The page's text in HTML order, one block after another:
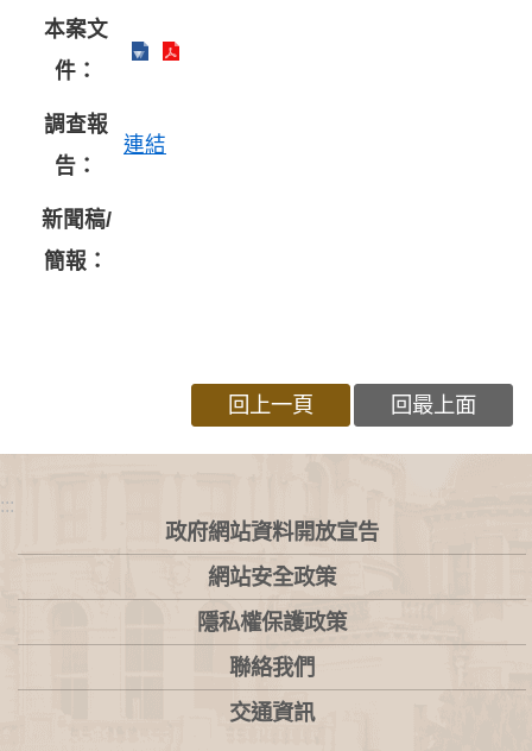
本案文
件：
調查報
告：
連結
新聞稿/
簡報：
回上一頁 回最上面
:::
政府網站資料開放宣告
網站安全政策
隱私權保護政策
聯絡我們
交通資訊